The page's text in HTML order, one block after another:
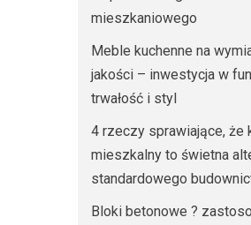
mieszkaniowego
Meble kuchenne na
jakości – inwestycja w
trwałość i styl
4 rzeczy sprawiające, że
mieszkalny to świetna
standardowego
Bloki betonowe ?